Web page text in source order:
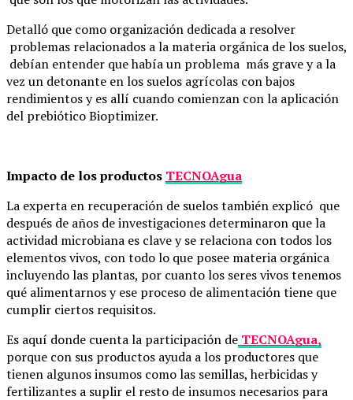
Detalló que como organización dedicada a resolver
problemas relacionados a la materia orgánica de los suelos,
debían entender que había un problema más grave y a la
vez un detonante en los suelos agrícolas con bajos
rendimientos y es allí cuando comienzan con la aplicación
del prebiótico Bioptimizer.
Impacto de los productos TECNOAgua
La experta en recuperación de suelos también explicó que
después de años de investigaciones determinaron que la
actividad microbiana es clave y se relaciona con todos los
elementos vivos, con todo lo que posee materia orgánica
incluyendo las plantas, por cuanto los seres vivos tenemos
qué alimentarnos y ese proceso de alimentación tiene que
cumplir ciertos requisitos.
Es aquí donde cuenta la participación de TECNOAgua,
porque con sus productos ayuda a los productores que
tienen algunos insumos como las semillas, herbicidas y
fertilizantes a suplir el resto de insumos necesarios para